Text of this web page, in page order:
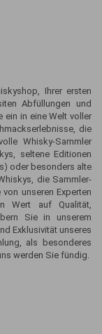
Ihrer ersten
Abfüllungen und
ein in eine Welt voller
die
Whisky-Sammler
seltene Editionen
oder besonders alte
die Sammler-
unseren Experten
Wert auf Qualität,
Sie in unserem
Exklusivität unseres
als besonderes
werden Sie fündig.